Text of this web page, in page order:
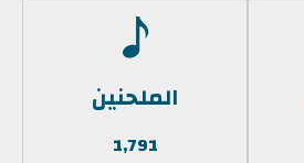
الملحنين
1,791